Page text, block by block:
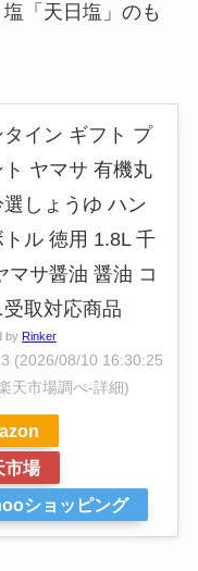
「天日塩」のも
イン ギフト プ
ト ヤマサ 有機丸
選しょうゆ ハン
トル 徳用 1.8L 千
マサ醤油 醤油 コ
受取対応商品
by Rinker
(2026/08/10 16:30:25
天市場調べ-詳細)
市場
ショッピング